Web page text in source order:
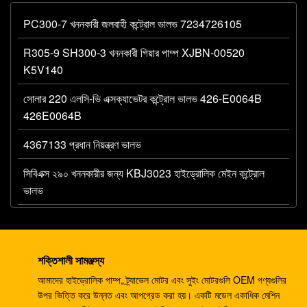
PC300-7 খননকারী জলবাহী কন্ট্রোল ভালভ 7234726105
R305-9 SH300-3 খননকারী গিয়ার পাম্প XJBN-00520
K5V140
সোলার 220 এলসি-ভি এক্সক্যাভেটর কন্ট্রোল ভালভ 426-E0064B
426E0064B
4367133 প্রধান নিয়ন্ত্রণ ভালভ
সিবিএক্স ২৯০ খননকারীর জন্য KBJ3023 হাইড্রোলিক মেইন কন্ট্রোল
ভালভ
708-1W-00042 খননকারীর PC60 7 PC75 জন্য হাইড্রোলিক
গিয়ার পাম্প
শক্তিশালী সামঞ্জস্য
আমাদের হাইড্রোলিক পাম্প, ট্র্যাভেল মোটর এবং সুইং মোটরগুলি OEM পণ্যগুলির
উপর ভিত্তি করে উন্নত এবং আপগ্রেড করা হয়। একটি মডেল একাধিক মেশিন